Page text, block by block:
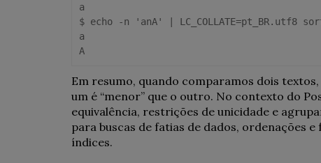
a
$ echo -n 'anA' | LC_COLLATE=pt_BR.utf8
a
A
Em resumo, quando comparamos dois textos,
um é “menor” que o outro. No contexto do
equivalência, restrições de unicidade e
para buscas de fatias de dados, ordenações
índices.